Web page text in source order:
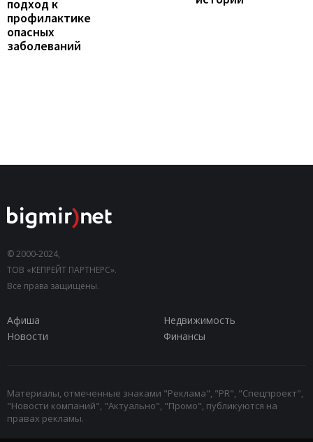
подход к
профилактике
опасных
заболеваний
© 2000-2024,
ТОВ «КЕПРЕЙТ ПАРТНЕРС».
Все права защищены.
Афиша
Недвижимость
Новости
Финансы
Материалы, отмеченные знаками "Реклама", "PR", "Спецпроект",
"Новости компаний", "Актуально", "Промо", публикуются на
правах рекламы.